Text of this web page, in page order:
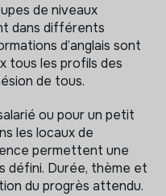
de niveaux
dans différents
d’anglais sont
tous les profils des
de tous.
ou pour un petit
les locaux de
permettent une
défini. Durée, thème et
du progrès attendu.